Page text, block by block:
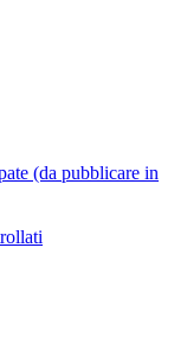
(da pubblicare in